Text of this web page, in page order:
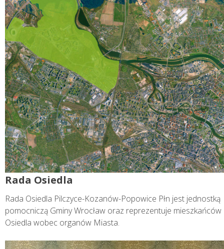
Rada Osiedla
Rada Osiedla Pilczyce-Kozanów-Popowice Płn jest jednostką
pomocniczą Gminy Wrocław oraz reprezentuje mieszkańców
Osiedla wobec organów Miasta.